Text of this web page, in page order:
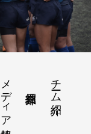
チーム紹介
メディア情報